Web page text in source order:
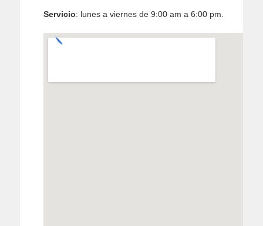
Servicio: lunes a viernes de 9:00 am a 6:00 pm.